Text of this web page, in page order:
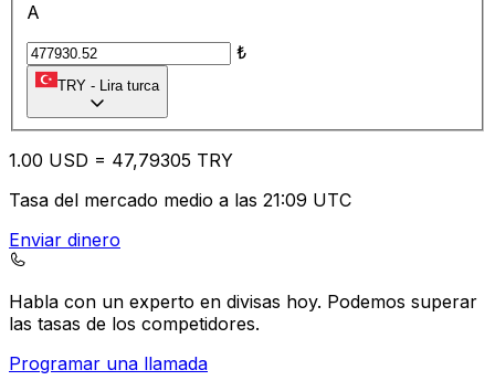
A
₺
TRY - Lira turca
1.00 USD = 47,79305 TRY
Tasa del mercado medio a las 21:09 UTC
Enviar dinero
Habla con un experto en divisas hoy. Podemos superar
las tasas de los competidores.
Programar una llamada